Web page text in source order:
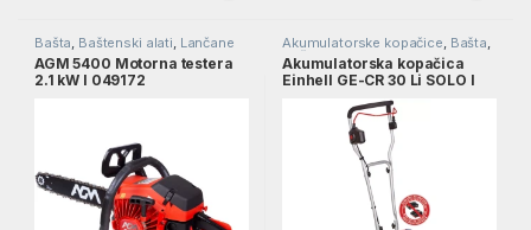
Bašta Baštenski alati Lančane
testere ,Motorne testere
AGM 5400 Motorna testera
2.1 kW l 049172
Akumulatorske kopačice Bašta
Baštenski alati
Akumulatorska kopačica
Einhell GE-CR 30 Li SOLO l